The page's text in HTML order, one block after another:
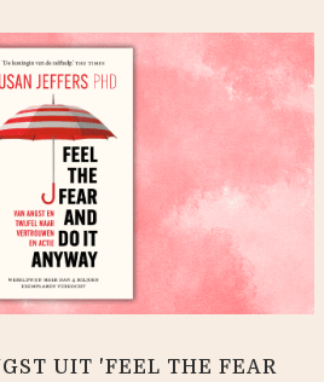
UIT 'FEEL THE FEAR